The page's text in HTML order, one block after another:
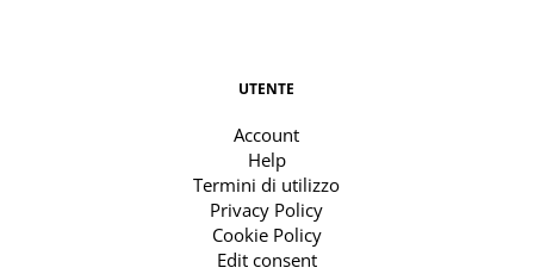
UTENTE
Account
Help
Termini di utilizzo
Privacy Policy
Cookie Policy
Edit consent